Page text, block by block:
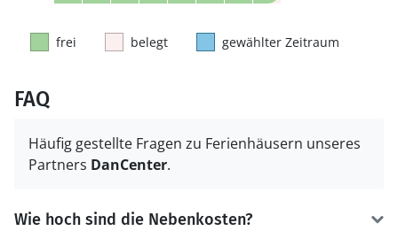
frei belegt gewählter Zeitraum
FAQ
Häufig gestellte Fragen zu Ferienhäusern unseres
Partners DanCenter.
Wie hoch sind die Nebenkosten?